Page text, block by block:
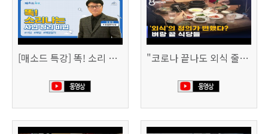
[매소드 특강] 똑! 소리 나는 사업 정리 비법 "코로나 끝나도 외식 줄이겠다"…위기의 식당들 (SBS 8시 뉴스)